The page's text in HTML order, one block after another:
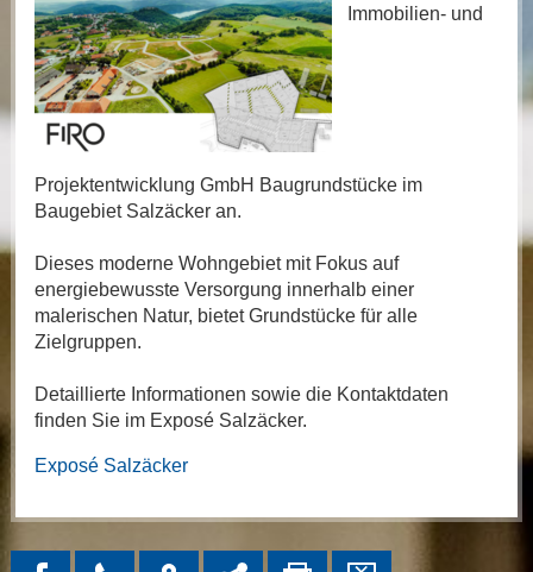
Immobilien- und
Projektentwicklung GmbH Baugrundstücke im
Baugebiet Salzäcker an.
Dieses moderne Wohngebiet mit Fokus auf
energiebewusste Versorgung innerhalb einer
malerischen Natur, bietet Grundstücke für alle
Zielgruppen.
Detaillierte Informationen sowie die Kontaktdaten
finden Sie im Exposé Salzäcker.
Exposé Salzäcker